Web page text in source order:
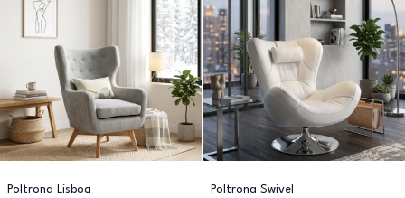
Poltrona Lisboa Poltrona Swivel